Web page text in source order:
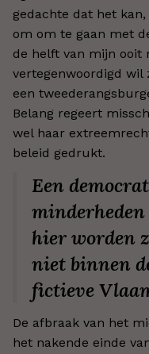
gedachte dat het
om om te gaan met
de helft van mijn ooit
vertegenwoordigd wil
een
Belang regeert
wel haar
beleid gedrukt.
Een
hier worden
niet binnen
fictieve
De afbraak van het
het nakende einde